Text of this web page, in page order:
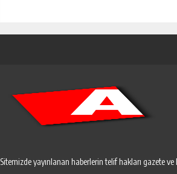
Sitemizde yayınlanan haberlerin telif hakları gazete